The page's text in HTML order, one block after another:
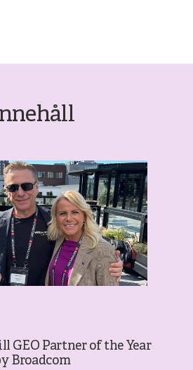
GEO Partner of the Year
Broadcom